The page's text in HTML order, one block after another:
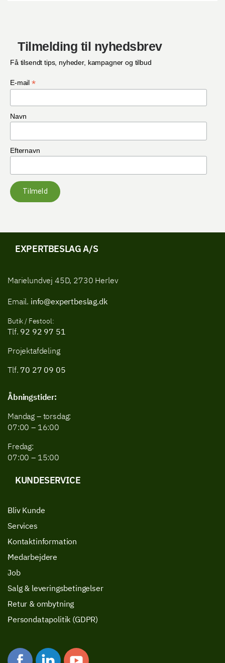
Tilmelding til nyhedsbrev
Få tilsendt tips, nyheder, kampagner og tilbud
E-mail *
Navn
Efternavn
Tilmeld
EXPERTBESLAG A/S
Marielundvej 45D, 2730 Herlev
Email. info@expertbeslag.dk
Butik / Festool:
Tlf. 92 92 97 51
Projektafdeling
Tlf. 70 27 09 05
Åbningstider:
Mandag – torsdag:
07:00 – 16:00
Fredag:
07:00 – 15:00
KUNDESERVICE
Bliv Kunde
Services
Kontaktinformation
Medarbejdere
Job
Salg & leveringsbetingelser
Retur & ombytning
Persondatapolitik (GDPR)